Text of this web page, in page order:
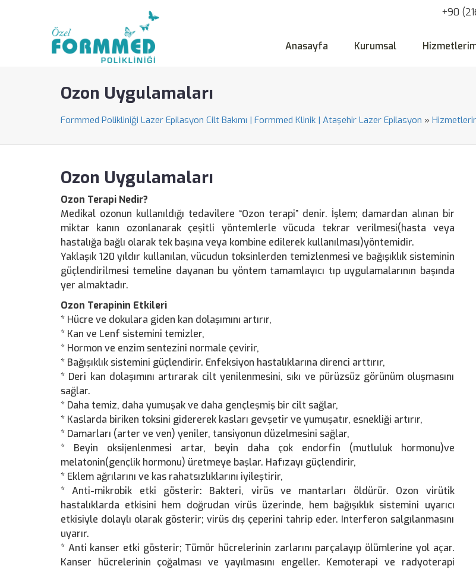
+90
Anasayfa Kurumsal
Ozon Uygulamaları
Formmed Polikliniği Lazer Epilasyon Cilt Bakımı | Formmed Klinik | Ataşehir Lazer Epilasyon »
Ozon Uygulamaları
Ozon Terapi Nedir?
Medikal ozonun kullanıldığı tedavilere “Ozon terapi” denir. İşlem; damardan alınan bir
miktar kanın ozonlanarak çeşitli yöntemlerle vücuda tekrar verilmesi(hasta veya
hastalığa bağlı olarak tek başına veya kombine edilerek kullanılması)yöntemidir.
Yaklaşık 120 yıldır kullanılan, vücudun toksinlerden temizlenmesi ve bağışıklık sisteminin
güçlendirilmesi temeline dayanan bu yöntem tamamlayıcı tıp uygulamalarının başında
yer almaktadır.
Ozon Terapinin Etkileri
* Hücre ve dokulara giden kan dolaşımını artırır,
* Kan ve Lenf sistemini temizler,
* Hormon ve enzim sentezini normale çevirir,
* Bağışıklık sistemini güçlendirir. Enfeksiyon hastalıklarına direnci arttırır,
* Deri kan dolaşımını artırarak cilt yenilenmesini, sıkı ve pürüzsüz görünüm oluşmasını
sağlar.
* Daha temiz, daha yumuşak ve daha gençleşmiş bir cilt sağlar,
* Kaslarda biriken toksini gidererek kasları gevşetir ve yumuşatır, esnekliği artırır,
* Damarları (arter ve ven) yeniler, tansiyonun düzelmesini sağlar,
* Beyin oksijenlenmesi artar, beyin daha çok endorfin (mutluluk hormonu)ve
melatonin(gençlik hormonu) üretmeye başlar. Hafızayı güçlendirir,
* Eklem ağrılarını ve kas rahatsızlıklarını iyileştirir,
* Anti-mikrobik etki gösterir: Bakteri, virüs ve mantarları öldürür. Ozon virütik
hastalıklarda etkisini hem doğrudan virüs üzerinde, hem bağışıklık sistemini uyarıcı
etkisiyle dolaylı olarak gösterir; virüs dış çeperini tahrip eder. Interferon salgılanmasını
uyarır.
* Anti kanser etki gösterir; Tümör hücrelerinin zarlarını parçalayıp ölümlerine yol açar.
Kanser hücrelerinin çoğalması ve yayılmasını engeller. Kemoterapi ve radyoterapi